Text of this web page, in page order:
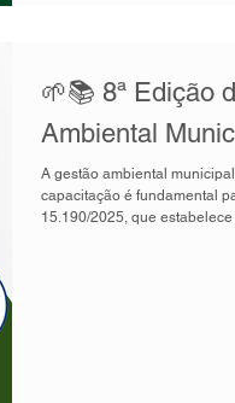
🌱📚 8ª Edição
Ambiental
A gestão ambiental
capacitação é fundamental
15.190/2025, que